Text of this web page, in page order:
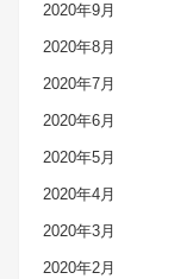
2020年9月
2020年8月
2020年7月
2020年6月
2020年5月
2020年4月
2020年3月
2020年2月